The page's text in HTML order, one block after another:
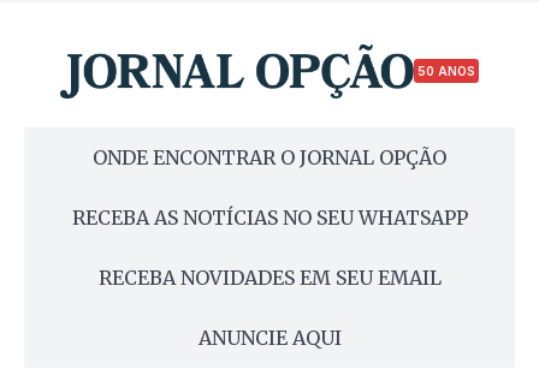
50 ANOS
ONDE ENCONTRAR O JORNAL OPÇÃO
RECEBA AS NOTÍCIAS NO SEU WHATSAPP
RECEBA NOVIDADES EM SEU EMAIL
ANUNCIE AQUI